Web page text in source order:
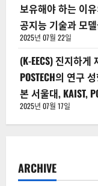
보유해야 하는 이유
공지능 기술과 모
2025년 07월 22일
(K-EECS) 진지하
POSTECH의 연구
본 서울대, KAIST,
2025년 07월 17일
ARCHIVE